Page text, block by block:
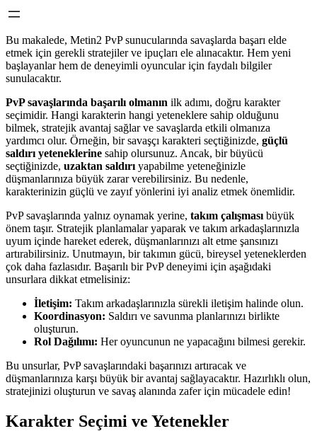
Bu makalede, Metin2 PvP sunucularında savaşlarda başarı elde
etmek için gerekli stratejiler ve ipuçları ele alınacaktır. Hem yeni
başlayanlar hem de deneyimli oyuncular için faydalı bilgiler
sunulacaktır.
PvP savaşlarında başarılı olmanın ilk adımı, doğru karakter
seçimidir. Hangi karakterin hangi yeteneklere sahip olduğunu
bilmek, stratejik avantaj sağlar ve savaşlarda etkili olmanıza
yardımcı olur. Örneğin, bir savaşçı karakteri seçtiğinizde, güçlü
saldırı yeteneklerine sahip olursunuz. Ancak, bir büyücü
seçtiğinizde, uzaktan saldırı yapabilme yeteneğinizle
düşmanlarınıza büyük zarar verebilirsiniz. Bu nedenle,
karakterinizin güçlü ve zayıf yönlerini iyi analiz etmek önemlidir.
PvP savaşlarında yalnız oynamak yerine, takım çalışması büyük
önem taşır. Stratejik planlamalar yaparak ve takım arkadaşlarınızla
uyum içinde hareket ederek, düşmanlarınızı alt etme şansınızı
artırabilirsiniz. Unutmayın, bir takımın gücü, bireysel yeteneklerden
çok daha fazlasıdır. Başarılı bir PvP deneyimi için aşağıdaki
unsurlara dikkat etmelisiniz:
İletişim: Takım arkadaşlarınızla sürekli iletişim halinde olun.
Koordinasyon: Saldırı ve savunma planlarınızı birlikte
oluşturun.
Rol Dağılımı: Her oyuncunun ne yapacağını bilmesi gerekir.
Bu unsurlar, PvP savaşlarındaki başarınızı artıracak ve
düşmanlarınıza karşı büyük bir avantaj sağlayacaktır. Hazırlıklı olun,
stratejinizi oluşturun ve savaş alanında zafer için mücadele edin!
Karakter Seçimi ve Yetenekler